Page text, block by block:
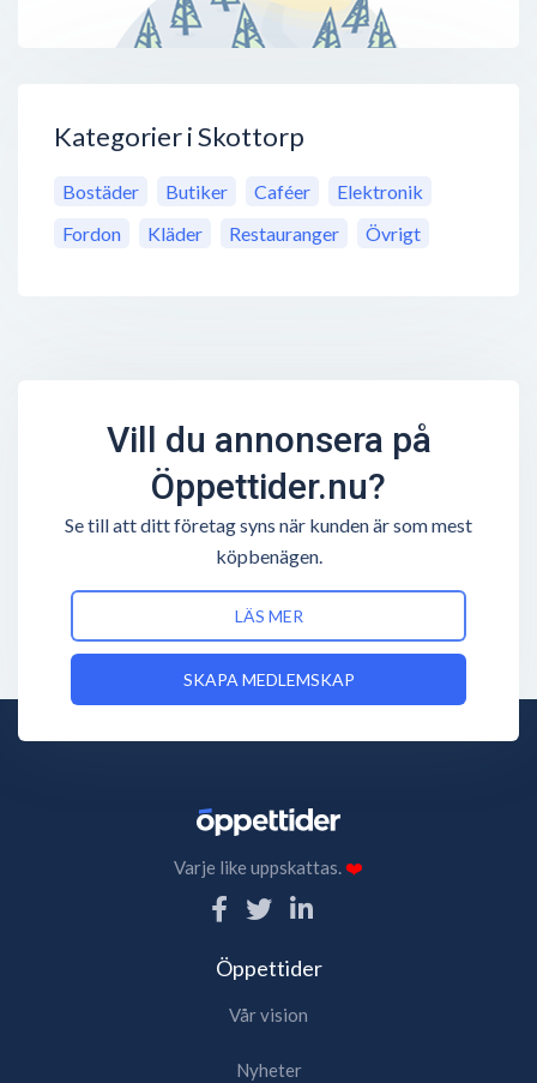
Kategorier i Skottorp
Bostäder Butiker Caféer
Elektronik
Fordon
Kläder Restauranger Övrigt
Vill du annonsera på
Öppettider.nu?
Se till att ditt företag syns när kunden är som mest
köpbenägen.
LÄS MER
SKAPA MEDLEMSKAP
Varje like uppskattas.❤️
Öppettider
Vår vision
Nyheter